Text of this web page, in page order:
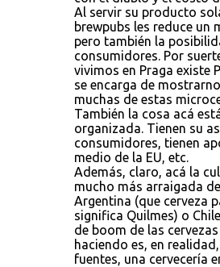
Al servir su producto
brewpubs les reduce un
pero también la
consumidores. Por
vivimos en Praga existe
se encarga de
muchas de estas
También la cosa acá
organizada. Tienen su
consumidores, tienen
medio de la EU, etc.
Además, claro, acá la
mucho más arraigada
Argentina (que cerveza
significa Quilmes) o
de boom de las
haciendo es, en
fuentes, una cervecería